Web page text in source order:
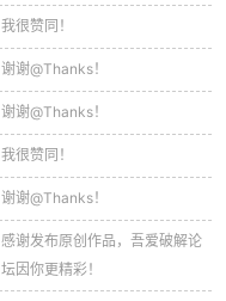
我很赞同！
谢谢@Thanks！
谢谢@Thanks！
我很赞同！
谢谢@Thanks！
感谢发布原创作品，吾爱破解论
坛因你更精彩！